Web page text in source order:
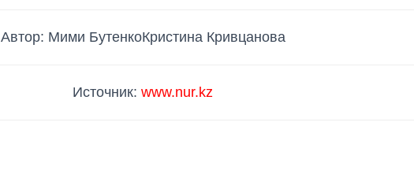
Автор: Мими БутенкоКристина Кривцанова
Источник: www.nur.kz